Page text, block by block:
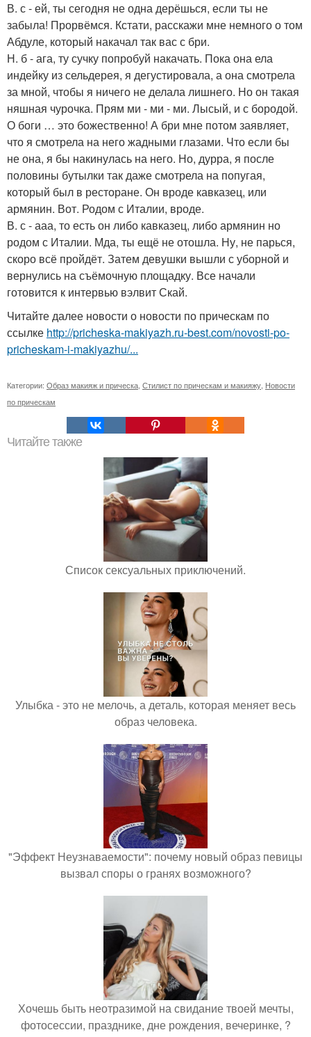
В. с - ей, ты сегодня не одна дерёшься, если ты не
забыла! Прорвёмся. Кстати, расскажи мне немного о том
Абдуле, который накачал так вас с бри.
Н. б - ага, ту сучку попробуй накачать. Пока она ела
индейку из сельдерея, я дегустировала, а она смотрела
за мной, чтобы я ничего не делала лишнего. Но он такая
няшная чурочка. Прям ми - ми - ми. Лысый, и с бородой.
О боги … это божественно! А бри мне потом заявляет,
что я смотрела на него жадными глазами. Что если бы
не она, я бы накинулась на него. Но, дурра, я после
половины бутылки так даже смотрела на попугая,
который был в ресторане. Он вроде кавказец, или
армянин. Вот. Родом с Италии, вроде.
В. с - ааа, то есть он либо кавказец, либо армянин но
родом с Италии. Мда, ты ещё не отошла. Ну, не парься,
скоро всё пройдёт. Затем девушки вышли с уборной и
вернулись на съёмочную площадку. Все начали
готовится к интервью вэлвит Скай.
Читайте далее новости о новости по прическам по
ссылке http://pricheska-makiyazh.ru-best.com/novosti-po-
pricheskam-i-makiyazhu/...
Категории: Образ макияж и прическа Стилист по прическам и макияжу Новости
по прическам
Читайте также
Список сексуальных приключений.
Улыбка - это не мелочь, а деталь, которая меняет весь
образ человека.
"Эффект Неузнаваемости": почему новый образ певицы
вызвал споры о гранях возможного?
Хочешь быть неотразимой на свидание твоей мечты,
фотосессии, празднике, дне рождения, вечеринке, ?